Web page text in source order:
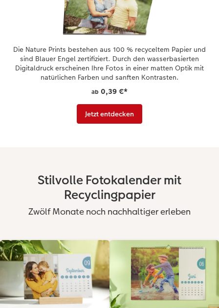
Die Nature Prints bestehen aus 100 % recyceltem Papier und
sind Blauer Engel zertifiziert. Durch den wasserbasierten
Digitaldruck erscheinen Ihre Fotos in einer matten Optik mit
natürlichen Farben und sanften Kontrasten.
ab 0,39 €*
Jetzt entdecken
Stilvolle Fotokalender mit
Recyclingpapier
Zwölf Monate noch nachhaltiger erleben